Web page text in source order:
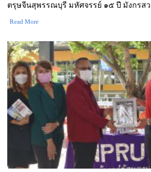
ตรุษจีนสุพรรณบุรี มหัศจรรย์ ๑๕ ปี มังกรส
Read More